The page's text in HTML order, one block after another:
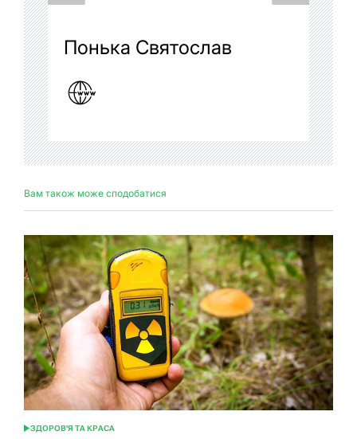
Понька Святослав
Вам також може сподобатися
ОПУБЛІКУВАТИ
ЗДОРОВ'Я ТА КРАСА